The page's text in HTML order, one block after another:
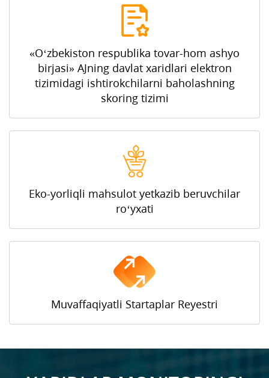
«O‘zbekiston respublika tovar-hom ashyo
birjasi» AJning davlat xaridlari elektron
tizimidagi ishtirokchilarni baholashning
skoring tizimi
Eko-yorliqli mahsulot yetkazib beruvсhilar
ro‘yxati
Muvaffaqiyatli Startaplar Reyestri